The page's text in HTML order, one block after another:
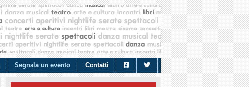
Segnala un evento Contatti